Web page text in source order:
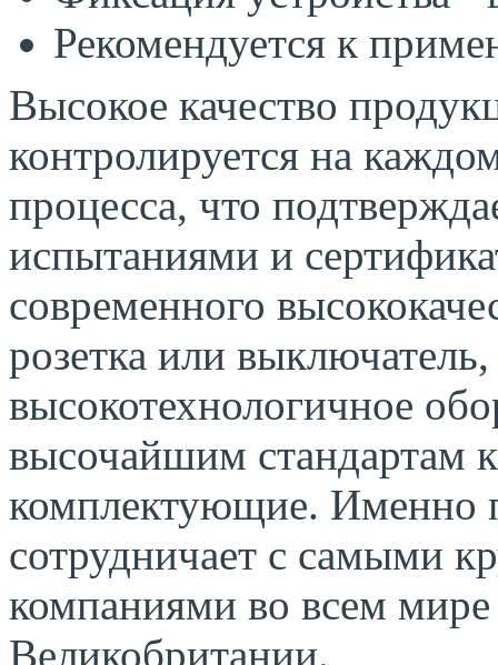
Рекомендуется к
Высокое качество
контролируется на
процесса, что
испытаниями и
современного
розетка или выключатель,
высокотехнологичное
высочайшим стандартам
комплектующие. Именно
сотрудничает с самыми
компаниями во всем
Великобритании.